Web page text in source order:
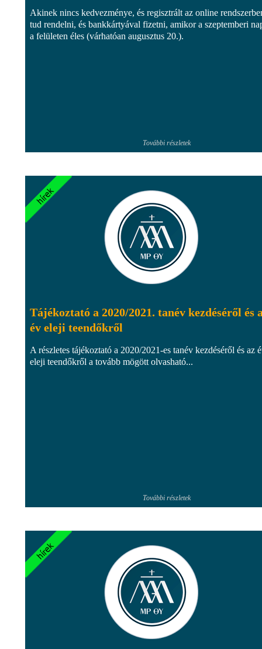
Akinek nincs kedvezménye, és regisztrált az online
tud rendelni, és bankkártyával fizetni, amikor a szeptemberi
a felületen éles (várhatóan augusztus 20.).
További részletek
Tájékoztató a 2020/2021. tanév kezdéséről és
év eleji teendőkről
A részletes tájékoztató a 2020/2021-es tanév kezdéséről és az
eleji teendőkről a tovább mögött olvasható...
További részletek